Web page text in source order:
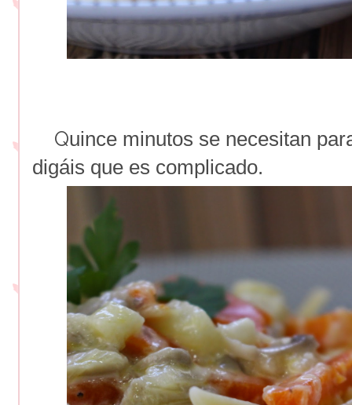
Quince minutos se necesitan
digáis que es complicado.